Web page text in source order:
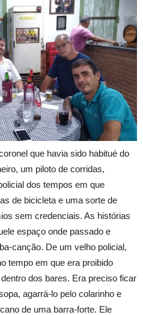
que havia sido habitué do
um piloto de corridas,
dos tempos em que
de bicicleta e uma sorte de
sem credenciais. As histórias
espaço onde passado e
canção. De um velho policial,
tempo em que era proibido
dos bares. Era preciso ficar
agarrá-lo pelo colarinho e
de uma barra-forte. Ele